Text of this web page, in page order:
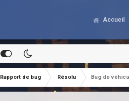
Accueil
Rapport de bug Résolu
Bug de